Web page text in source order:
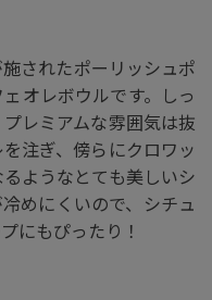
されたポーリッシュポ
オレボウルです。しっ
レミアムな雰囲気は抜
注ぎ、傍らにクロワッ
ようなとても美しいシ
めにくいので、シチュ
にもぴったり！